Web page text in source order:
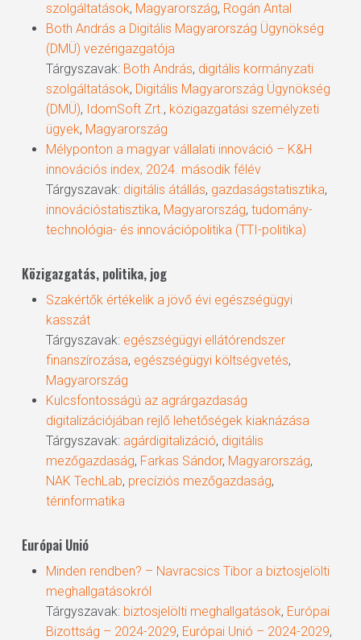
szolgáltatások, Magyarország, Rogán Antal
Both András a Digitális Magyarország Ügynökség
(DMÜ) vezérigazgatója
Tárgyszavak: Both András, digitális kormányzati
szolgáltatások, Digitális Magyarország Ügynökség
(DMÜ), IdomSoft Zrt., közigazgatási személyzeti
ügyek, Magyarország
Mélyponton a magyar vállalati innováció – K&H
innovációs index, 2024. második félév
Tárgyszavak: digitális átállás, gazdaságstatisztika,
innovációstatisztika, Magyarország, tudomány-
technológia- és innovációpolitika (TTI-politika)
Közigazgatás, politika, jog
Szakértők értékelik a jövő évi egészségügyi
kasszát
Tárgyszavak: egészségügyi ellátórendszer
finanszírozása, egészségügyi költségvetés,
Magyarország
Kulcsfontosságú az agrárgazdaság
digitalizációjában rejlő lehetőségek kiaknázása
Tárgyszavak: agárdigitalizáció, digitális
mezőgazdaság, Farkas Sándor, Magyarország,
NAK TechLab, precíziós mezőgazdaság,
térinformatika
Európai Unió
Minden rendben? – Navracsics Tibor a biztosjelölti
meghallgatásokról
Tárgyszavak: biztosjelölti meghallgatások, Európai
Bizottság – 2024-2029, Európai Unió – 2024-2029,